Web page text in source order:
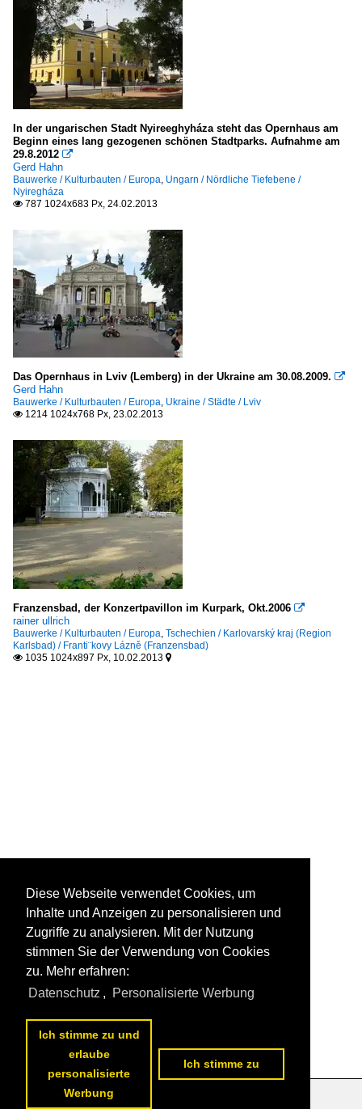
In der ungarischen Stadt Nyireeghyháza steht das Opernhaus am
Beginn eines lang gezogenen schönen Stadtparks. Aufnahme am
29.8.2012 
Gerd Hahn
Bauwerke / Kulturbauten / Europa, Ungarn / Nördliche Tiefebene /
Nyiregháza
 787 1024x683 Px, 24.02.2013
Das Opernhaus in Lviv (Lemberg) in der Ukraine am 30.08.2009. 
Gerd Hahn
Bauwerke / Kulturbauten / Europa, Ukraine / Städte / Lviv
 1214 1024x768 Px, 23.02.2013
Franzensbad, der Konzertpavillon im Kurpark, Okt.2006 
rainer ullrich
Bauwerke / Kulturbauten / Europa, Tschechien / Karlovarský kraj (Region
Karlsbad) / Franti¨kovy Lázně (Franzensbad)
 1035 1024x897 Px, 10.02.2013 
Diese Webseite verwendet Cookies, um
Inhalte und Anzeigen zu personalisieren und
Zugriffe zu analysieren. Mit der Nutzung
stimmen Sie der Verwendung von Cookies
zu. Mehr erfahren:
Datenschutz , Personalisierte Werbung
Ich stimme zu und
erlaube
personalisierte
Werbung
Ich stimme zu